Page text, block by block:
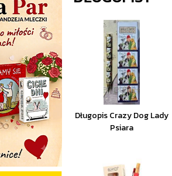
Długopis Crazy Dog Lady
Psiara